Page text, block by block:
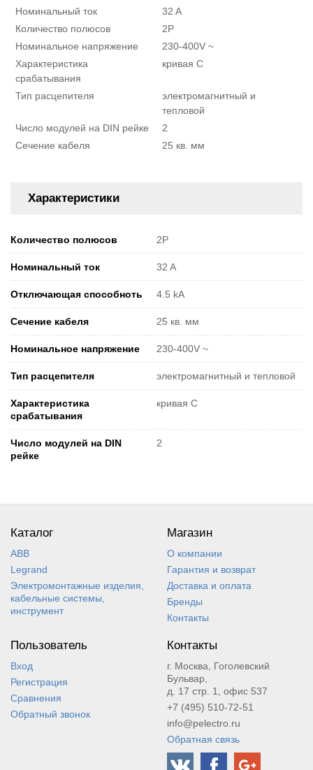
Номинальный ток
32 A
Количество полюсов
2P
Номинальное напряжение
230-400V ~
Характеристика
срабатывания
кривая C
Тип расцепителя
электромагнитный и
тепловой
Число модулей на DIN рейке
2
Сечение кабеля
25 кв. мм
Характеристики
Количество полюсов 2P
Номинальный ток 32 A
Отключающая способноть 4.5 kA
Сечение кабеля 25 кв. мм
Номинальное напряжение 230-400V ~
Тип расцепителя электромагнитный и тепловой
Характеристика
срабатывания
кривая C
Число модулей на DIN
рейке
2
Каталог
ABB
Legrand
Электромонтажные изделия,
кабельные системы,
инструмент
Магазин
О компании
Гарантия и возврат
Доставка и оплата
Бренды
Контакты
Пользователь
Вход
Регистрация
Сравнения
Обратный звонок
Контакты
г. Москва, Гоголевский
Бульвар,
д. 17 стр. 1, офис 537
+7 (495) 510-72-51
info@pelectro.ru
Обратная связь